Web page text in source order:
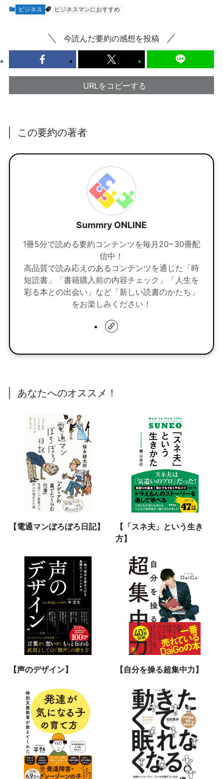
ビジネス ビジネスマンにおすすめ
今読んだ要約の感想を投稿
URLをコピーする
この要約の著者
Summry ONLINE
1冊5分で読める要約コンテンツを毎月20~30冊配
信中！
高品質で読み応えのあるコンテンツを通じた「時
短読書」「書籍購入前の内容チェック」「人生を
彩る本との出会い」など「新しい読書のかたち」
をお楽しみください！
あなたへのオススメ！
【電通マンぼろぼろ日記】
【「スネ夫」という生き
方】
【声のデザイン】 【自分を操る超集中力】